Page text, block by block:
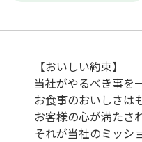
【おいしい約束】
当社がやるべき事を
お食事のおいしさは
お客様の心が満たさ
それが当社のミッシ